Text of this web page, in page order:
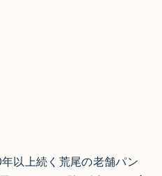
以上続く荒尾の老舗パン